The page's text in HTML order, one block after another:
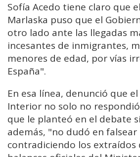
Sofía Acedo tiene claro que
Marlaska puso que el
otro lado ante las llegadas
incesantes de inmigrantes,
menores de edad, por vías
España".
En esa línea, denunció que
Interior no solo no
que le planteó en el debate
además, "no dudó en falsear
contradiciendo los extraídos